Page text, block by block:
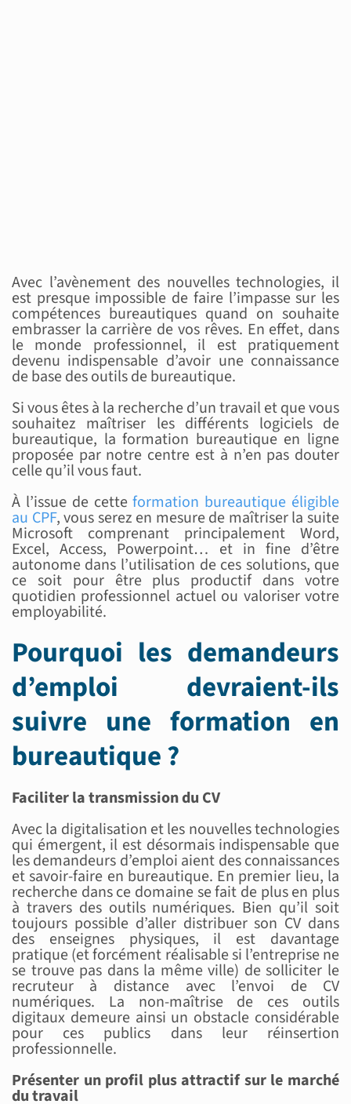
Avec l’avènement des nouvelles technologies, il
est presque impossible de faire l’impasse sur les
compétences bureautiques quand on souhaite
embrasser la carrière de vos rêves. En effet, dans
le monde professionnel, il est pratiquement
devenu indispensable d’avoir une connaissance
de base des outils de bureautique.
Si vous êtes à la recherche d’un travail et que vous
souhaitez maîtriser les différents logiciels de
bureautique, la formation bureautique en ligne
proposée par notre centre est à n’en pas douter
celle qu’il vous faut.
À l’issue de cetteformation bureautique éligible
au CPF, vous serez en mesure de maîtriser la suite
Microsoft comprenant principalement Word,
Excel, Access, Powerpoint… et in fine d’être
autonome dans l’utilisation de ces solutions, que
ce soit pour être plus productif dans votre
quotidien professionnel actuel ou valoriser votre
employabilité.
Pourquoi les demandeurs
d’emploi devraient-ils
suivre une formation en
bureautique ?
Faciliter la transmission du CV
Avec la digitalisation et les nouvelles technologies
qui émergent, il est désormais indispensable que
les demandeurs d’emploi aient des connaissances
et savoir-faire en bureautique. En premier lieu, la
recherche dans ce domaine se fait de plus en plus
à travers des outils numériques. Bien qu’il soit
toujours possible d’aller distribuer son CV dans
des enseignes physiques, il est davantage
pratique (et forcément réalisable si l’entreprise ne
se trouve pas dans la même ville) de solliciter le
recruteur à distance avec l’envoi de CV
numériques. La non-maîtrise de ces outils
digitaux demeure ainsi un obstacle considérable
pour ces publics dans leur réinsertion
professionnelle.
Présenter un profil plus attractif sur le marché
du travail